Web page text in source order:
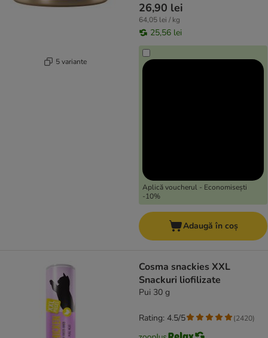
5 variante
26,90 lei
64,05 lei / kg
25,56 lei
Aplică voucherul - Economisești
-10%
Adaugă în coș
Cosma snackies XXL
Snackuri liofilizate
Pui 30 g
Rating: 4.5/5 (2420)